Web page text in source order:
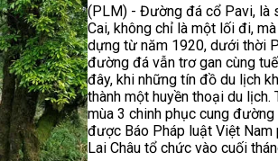
(PLM) - Đường đá cổ Pavi, là
Cai, không chỉ là một lối đi,
dựng từ năm 1920, dưới thời
đường đá vẫn trơ gan cùng
đây, khi những tín đồ du lịch
thành một huyền thoại du lịch.
mùa 3 chinh phục cung
được Báo Pháp luật Việt Nam
Lai Châu tổ chức vào cuối